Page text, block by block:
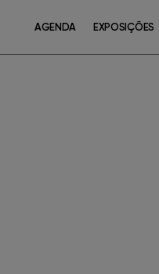
AGENDA EXPOSIÇÕES